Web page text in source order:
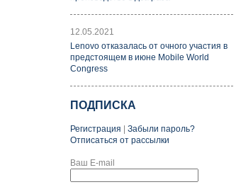
12.05.2021
Lenovo отказалась от очного участия в
предстоящем в июне Mobile World
Congress
ПОДПИСКА
Регистрация
Забыли пароль?
Отписаться от рассылки
Ваш E-mail